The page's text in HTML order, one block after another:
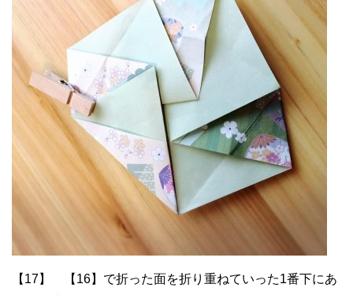
【17】 【16】で折った面を折り重ねていった1番下にあ